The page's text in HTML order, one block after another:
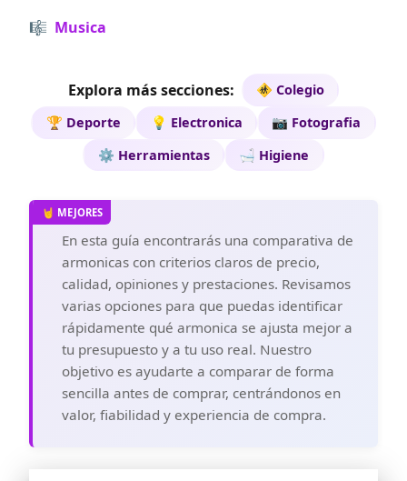
🎼 Musica
Explora más secciones:
🚸 Colegio
🏆 Deporte
💡 Electronica
📷 Fotografia
⚙️ Herramientas
🛁 Higiene
En esta guía encontrarás una comparativa de
armonicas con criterios claros de precio,
calidad, opiniones y prestaciones. Revisamos
varias opciones para que puedas identificar
rápidamente qué armonica se ajusta mejor a
tu presupuesto y a tu uso real. Nuestro
objetivo es ayudarte a comparar de forma
sencilla antes de comprar, centrándonos en
valor, fiabilidad y experiencia de compra.